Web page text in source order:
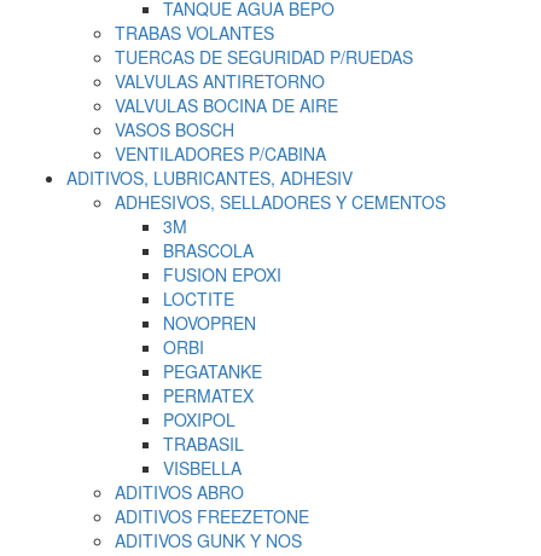
TANQUE AGUA BEPO
TRABAS VOLANTES
TUERCAS DE SEGURIDAD P/RUEDAS
VALVULAS ANTIRETORNO
VALVULAS BOCINA DE AIRE
VASOS BOSCH
VENTILADORES P/CABINA
ADITIVOS, LUBRICANTES, ADHESIV
ADHESIVOS, SELLADORES Y CEMENTOS
3M
BRASCOLA
FUSION EPOXI
LOCTITE
NOVOPREN
ORBI
PEGATANKE
PERMATEX
POXIPOL
TRABASIL
VISBELLA
ADITIVOS ABRO
ADITIVOS FREEZETONE
ADITIVOS GUNK Y NOS